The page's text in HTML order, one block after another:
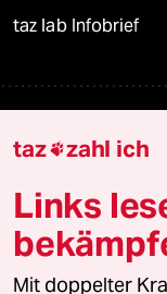
taz lab Infobrief
Demnächst
Vor Ort
taz zahl ich
Links
Mit doppelter